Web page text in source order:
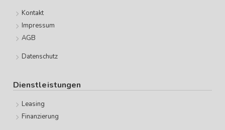
Kontakt
Impressum
AGB
Datenschutz
Dienstleistungen
Leasing
Finanzierung